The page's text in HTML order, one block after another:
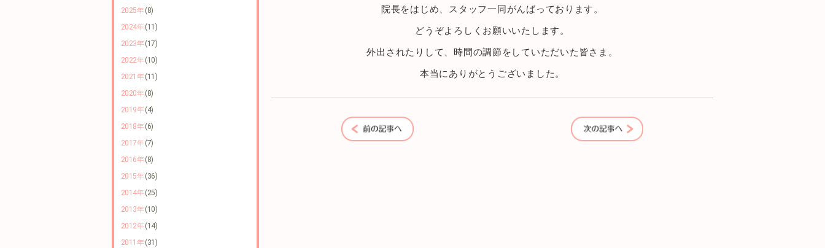
2025年(8)
2024年(11)
2023年(17)
2022年(10)
2021年(11)
2020年(8)
2019年(4)
2018年(6)
2017年(7)
2016年(8)
2015年(36)
2014年(25)
2013年(10)
2012年(14)
2011年(31)
院長をはじめ、スタッフ一同がんばっております。
どうぞよろしくお願いいたします。
外出されたりして、時間の調節をしていただいた皆さま。
本当にありがとうございました。